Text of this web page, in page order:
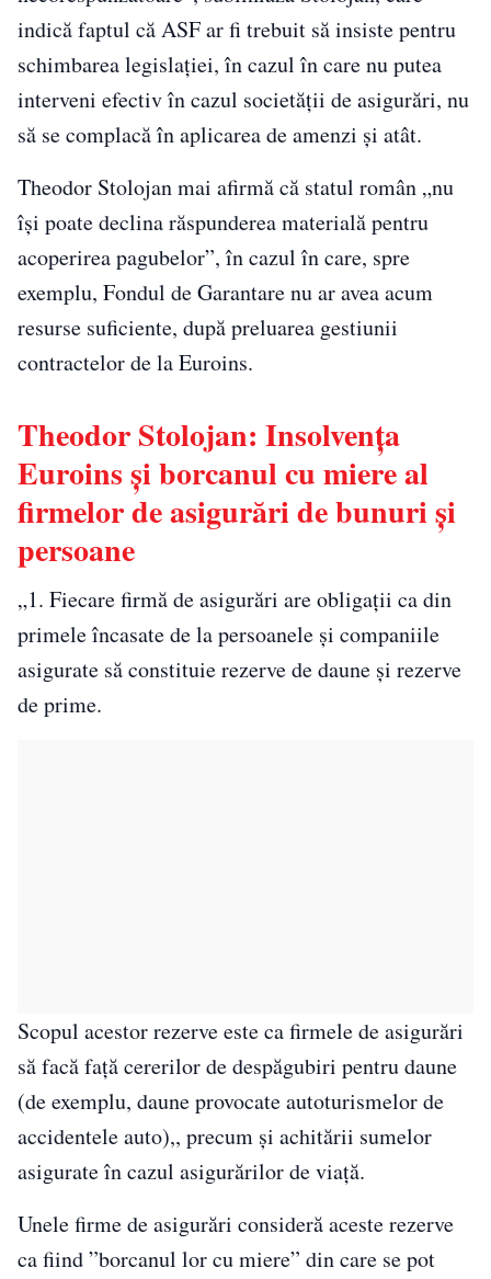
indică faptul că ASF ar fi trebuit să insiste pentru
schimbarea legislaţiei, în cazul în care nu putea
interveni efectiv în cazul societăţii de asigurări, nu
să se complacă în aplicarea de amenzi şi atât.
Theodor Stolojan mai afirmă că statul român „nu
își poate declina răspunderea materială pentru
acoperirea pagubelor”, în cazul în care, spre
exemplu, Fondul de Garantare nu ar avea acum
resurse suficiente, după preluarea gestiunii
contractelor de la Euroins.
Theodor Stolojan: Insolvenţa
Euroins şi borcanul cu miere al
firmelor de asigurări de bunuri şi
persoane
„1. Fiecare firmă de asigurări are obligații ca din
primele încasate de la persoanele și companiile
asigurate să constituie rezerve de daune și rezerve
de prime.
Scopul acestor rezerve este ca firmele de asigurări
să facă față cererilor de despăgubiri pentru daune
(de exemplu, daune provocate autoturismelor de
accidentele auto),, precum și achitării sumelor
asigurate în cazul asigurărilor de viață.
Unele firme de asigurări consideră aceste rezerve
ca fiind ”borcanul lor cu miere” din care se pot